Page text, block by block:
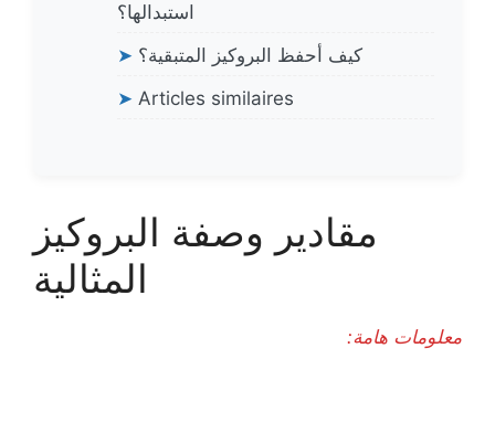
استبدالها؟
➤ كيف أحفظ البروكيز المتبقية؟
➤ Articles similaires
مقادير وصفة البروكيز
المثالية
معلومات هامة: